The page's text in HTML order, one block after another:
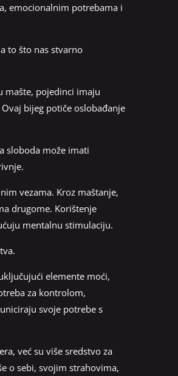
emocionalnim potrebama i
to što nas stvarno
mašte, pojedinci imaju
bijeg potiče oslobađanje
sloboda može imati
vezama. Kroz maštanje,
drugome. Korištenje
mentalnu stimulaciju.
elemente moći,
za kontrolom,
svoje potrebe s
već su više sredstvo za
o sebi, svojim strahovima,